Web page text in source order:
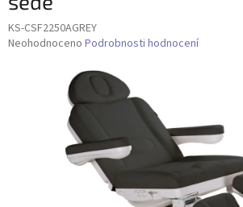
KS-CSF2250AGREY
Průměrné
Neohodnoceno Podrobnosti hodnocení